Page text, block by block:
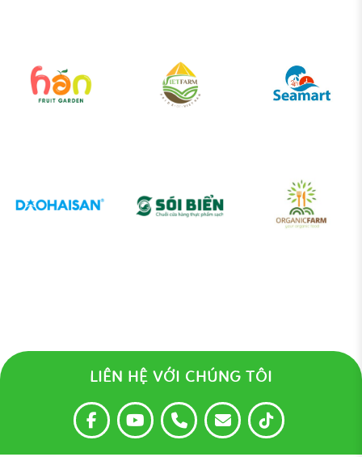
LIÊN HỆ VỚI CHÚNG TÔI